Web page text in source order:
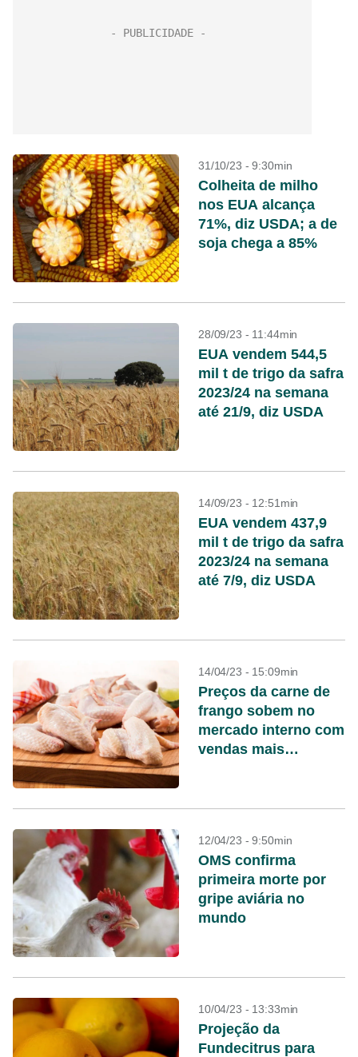
31/10/23 - 9:30min
Colheita de milho
nos EUA alcança
71%, diz USDA; a de
soja chega a 85%
28/09/23 - 11:44min
EUA vendem 544,5
mil t de trigo da safra
2023/24 na semana
até 21/9, diz USDA
14/09/23 - 12:51min
EUA vendem 437,9
mil t de trigo da safra
2023/24 na semana
até 7/9, diz USDA
14/04/23 - 15:09min
Preços da carne de
frango sobem no
mercado interno com
vendas mais
12/04/23 - 9:50min
OMS confirma
primeira morte por
gripe aviária no
mundo
10/04/23 - 13:33min
Projeção da
Fundecitrus para